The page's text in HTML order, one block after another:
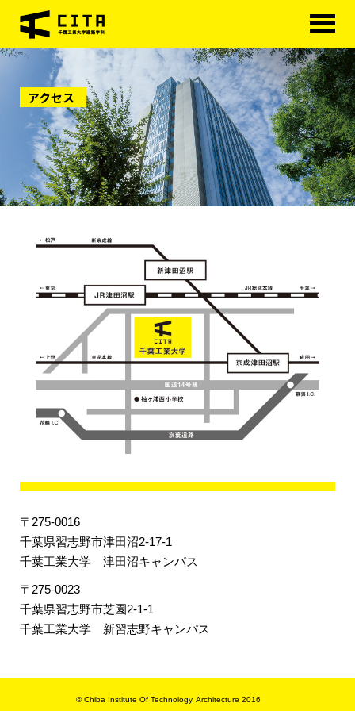
HOME
学科概要
学べる分野
学科カリキュラム
大学院
研究室紹介
アクセス
アクセス
〒275-0016
千葉県習志野市津田沼2-17-1
千葉工業大学 津田沼キャンパス
〒275-0023
千葉県習志野市芝園2-1-1
千葉工業大学 新習志野キャンパス
© Chiba Institute Of Technology. Architecture 2016